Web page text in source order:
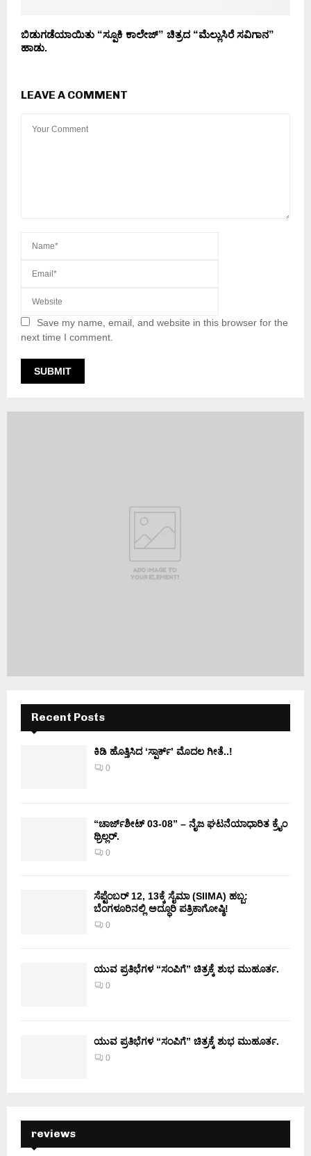
ಬಿಡುಗಡೆಯಾಯಿತು “ಸ್ಪೂಕಿ ಕಾಲೇಜ್” ಚಿತ್ರದ “ಮೆಲ್ಲುಸಿರೆ ಸವಿಗಾನ”
ಹಾಡು.
LEAVE A COMMENT
Save my name, email, and website in this browser for the
next time I comment.
Recent Posts
ಕಿಡಿ‌‌ ಹೊತ್ತಿಸಿದ ‘ಸ್ಪಾರ್ಕ್’ ಮೊದಲ‌ ಗೀತೆ..!
0
“ಚಾರ್ಜ್‌ಶೀಟ್ 03-08” – ನೈಜ ಘಟನೆಯಾಧಾರಿತ ಕ್ರೈಂ
ಥ್ರಿಲ್ಲರ್.
0
ಸೆಪ್ಟೆಂಬರ್ 12, 13ಕ್ಕೆ ಸೈಮಾ (SIIMA) ಹಬ್ಬ:
ಬೆಂಗಳೂರಿನಲ್ಲಿ ಅದ್ಧೂರಿ ಪತ್ರಿಕಾಗೋಷ್ಠಿ!
0
ಯುವ ಪ್ರತಿಭೆಗಳ “ಸಂಪಿಗೆ” ಚಿತ್ರಕ್ಕೆ ಶುಭ ಮುಹೂರ್ತ.
0
ಯುವ ಪ್ರತಿಭೆಗಳ “ಸಂಪಿಗೆ” ಚಿತ್ರಕ್ಕೆ ಶುಭ ಮುಹೂರ್ತ.
0
reviews